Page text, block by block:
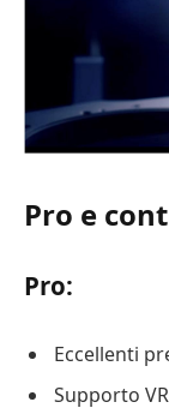
Pro e
Pro:
Eccellenti
Supporto